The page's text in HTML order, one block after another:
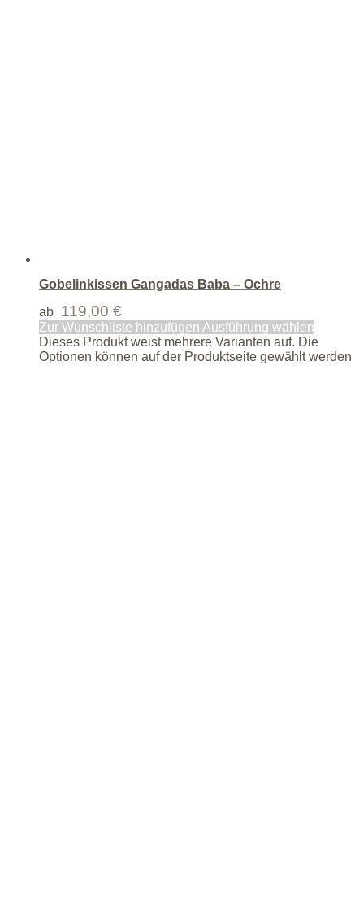
Gobelinkissen Gangadas Baba – Ochre
ab 119,00 €
Zur Wunschliste hinzufügen Ausführung wählen
Dieses Produkt weist mehrere Varianten auf. Die
Optionen können auf der Produktseite gewählt werden